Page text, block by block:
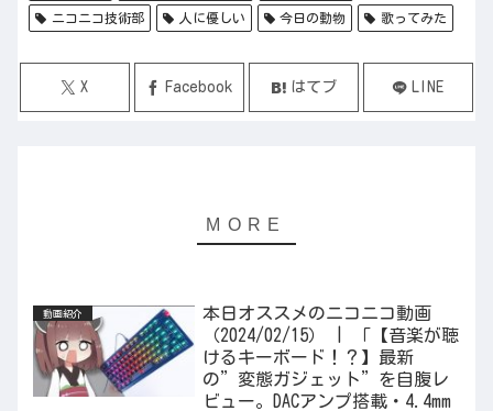
ニコニコ技術部 人に優しい 今日の動物 歌ってみた
X Facebook はてブ LINE
動画紹介
本日オススメのニコニコ動画
（2024/02/15） | 「【音楽が聴
けるキーボード！？】最新
の”変態ガジェット”を自腹レ
ビュー。DACアンプ搭載・4.4mm